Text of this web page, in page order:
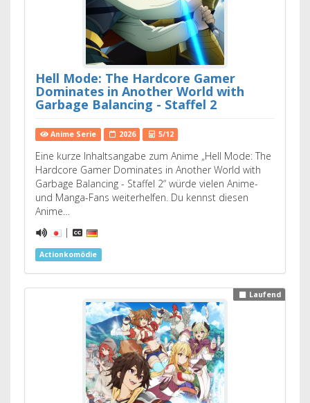
Hell Mode: The Hardcore Gamer
Dominates in Another World with
Garbage Balancing - Staffel 2
Anime Serie 2026 5/12
Eine kurze Inhaltsangabe zum Anime „Hell Mode: The
Hardcore Gamer Dominates in Another World with
Garbage Balancing - Staffel 2“ würde vielen Anime-
und Manga-Fans weiterhelfen. Du kennst diesen
Anime…
|
Actionkomödie
Laufend